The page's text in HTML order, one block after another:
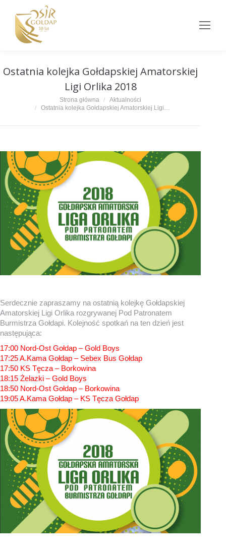
Ostatnia kolejka Gołdapskiej Amatorskiej
Ligi Orlika 2018
Strona główna
Aktualności
Ostatnia kolejka Gołdapskiej Amatorskiej Ligi…
Serdecznie zapraszamy na ostatnią kolejkę Gołdapskiej
Amatorskiej Ligi Orlika rozgrywanej Pod Patronatem
Burmistrza Gołdapi. Kolejność spotkań na ten dzień jest
następująca:
17:00 Nord-Ost Gołdap – Gold Boys
17:25 A.Kama Gołdap – Sebex Bus Gołdap
17:50 KS Tęcza – Borkowina
18:15 Żelazki – Gold Boys
18:50 Nord-Ost Gołdap – Borkowina
19:05 A.Kama Gołdap – KS Tęcza Gołdap